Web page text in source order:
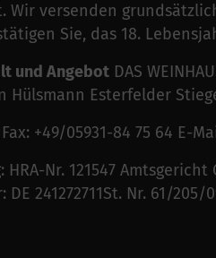
Wir versenden
Sie, das 18.
und Angebot DAS
Hülsmann Esterfelder
+49/05931-84 75 64 E-
Nr. 121547 Amtsgericht
241272711St. Nr. 61/205/